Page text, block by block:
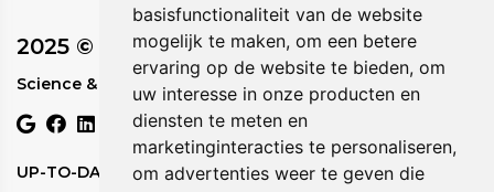
basisfunctionaliteit van de website
mogelijk te maken, om een betere
ervaring op de website te bieden, om
uw interesse in onze producten en
diensten te meten en
marketinginteracties te personaliseren,
om advertenties weer te geven die
2025 © Circadia
Science & Nature in Perfect Rhythm.
UP-TO-DATE WebDesign